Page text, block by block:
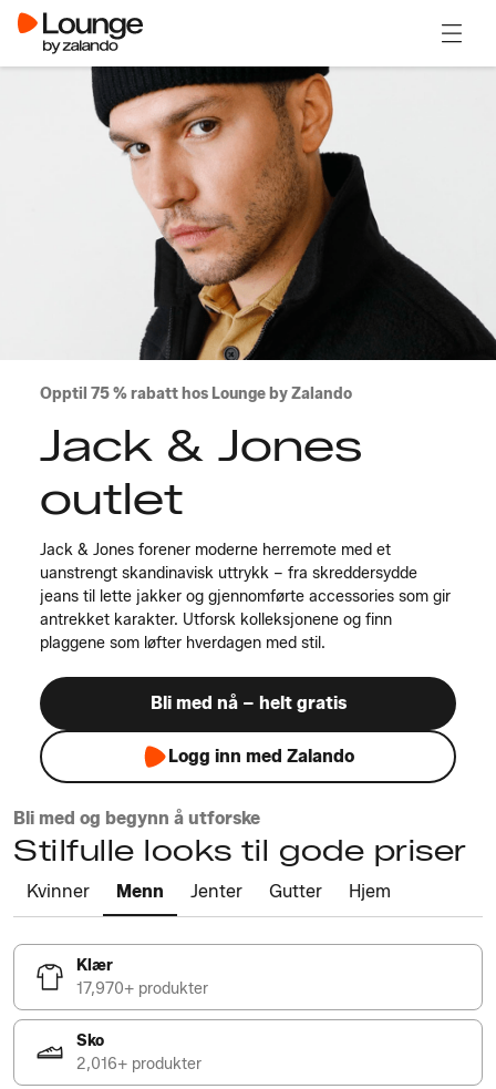
Opptil 75 % rabatt hos Lounge by Zalando
Jack & Jones
outlet
Jack & Jones forener moderne herremote med et
uanstrengt skandinavisk uttrykk – fra skreddersydde
jeans til lette jakker og gjennomførte accessories som gir
antrekket karakter. Utforsk kolleksjonene og finn
plaggene som løfter hverdagen med stil.
Bli med nå – helt gratis
Logg inn med Zalando
Bli med og begynn å utforske
Stilfulle looks til gode priser
Kvinner Menn Jenter Gutter Hjem
Klær
17,970+ produkter
Sko
2,016+ produkter